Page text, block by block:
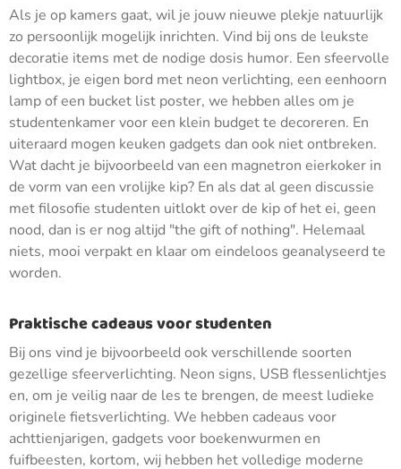
Als je op kamers gaat, wil je jouw nieuwe plekje natuurlijk
zo persoonlijk mogelijk inrichten. Vind bij ons de leukste
decoratie items met de nodige dosis humor. Een sfeervolle
lightbox, je eigen bord met neon verlichting, een eenhoorn
lamp of een bucket list poster, we hebben alles om je
studentenkamer voor een klein budget te decoreren. En
uiteraard mogen keuken gadgets dan ook niet ontbreken.
Wat dacht je bijvoorbeeld van een magnetron eierkoker in
de vorm van een vrolijke kip? En als dat al geen discussie
met filosofie studenten uitlokt over de kip of het ei, geen
nood, dan is er nog altijd "the gift of nothing". Helemaal
niets, mooi verpakt en klaar om eindeloos geanalyseerd te
worden.
Praktische cadeaus voor studenten
Bij ons vind je bijvoorbeeld ook verschillende soorten
gezellige sfeerverlichting. Neon signs, USB flessenlichtjes
en, om je veilig naar de les te brengen, de meest ludieke
originele fietsverlichting. We hebben cadeaus voor
achttienjarigen, gadgets voor boekenwurmen en
fuifbeesten, kortom, wij hebben het volledige moderne